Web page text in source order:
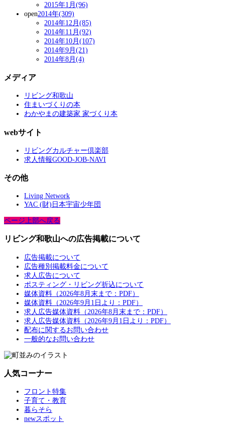
2015年1月(96)
open2014年(309)
2014年12月(85)
2014年11月(92)
2014年10月(107)
2014年9月(21)
2014年8月(4)
メディア
リビング和歌山
住まいづくりの本
わかやまの建築家 家づくり本
webサイト
リビングカルチャー倶楽部
求人情報GOOD-JOB-NAVI
その他
Living Network
YAC (財)日本宇宙少年団
ページ上部へ戻る
リビング和歌山への広告掲載について
広告掲載について
広告種別掲載料金について
求人広告について
ポスティング・リビング折込について
媒体資料（2026年8月末まで：PDF）
媒体資料（2026年9月1日より：PDF）
求人広告媒体資料（2026年8月末まで：PDF）
求人広告媒体資料（2026年9月1日より：PDF）
配布に関するお問い合わせ
一般的なお問い合わせ
人気コーナー
フロント特集
子育て・教育
暮らそら
newスポット